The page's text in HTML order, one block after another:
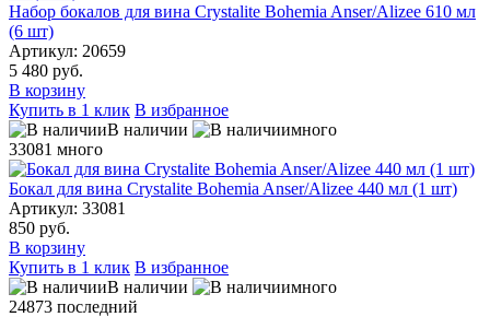
Набор бокалов для вина Crystalite Bohemia Anser/Alizee 610 мл
(6 шт)
Артикул: 20659
5 480 руб.
В корзину
Купить в 1 клик В избранное
В наличии
много
33081 много
Бокал для вина Crystalite Bohemia Anser/Alizee 440 мл (1 шт)
Артикул: 33081
850 руб.
В корзину
Купить в 1 клик В избранное
В наличии
много
24873 последний